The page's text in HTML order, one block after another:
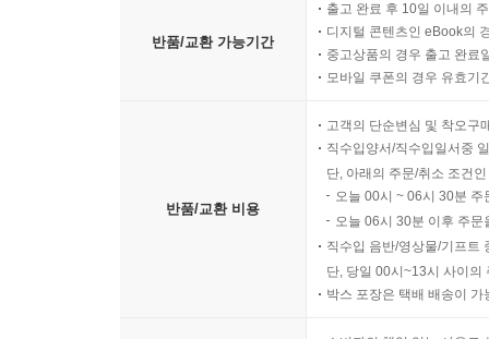
21.2 파이썬 프로그램을 순서도로 변환하기 275
21.3 순서도를 파이썬 프로그램으로 변환하기 281
21.4 프로그래밍 연습문제 292
22장 심화 예제: 결정 제어 구조 299
22.1 결정 제어 구조에 관한 이해하기 쉬운 예제 299
22.2 수학 문제를 풀기 위한 결정 제어 구조 307
22.3 결정 제어 구조를 이용하여 최솟값과 최댓값
22.4 연속값 범위에 대한 예제 318
22.5 결정 제어 구조를 가진 일반 형태의 프로그래
22.6 프로그래밍 연습문제 336
반품/교환 가능기간
출고 완료 후 10일 이내의
디지털 콘텐츠인 eBook의
중고상품의 경우 출고 완료
모바일 쿠폰의 경우 유효기
반품/교환 비용
고객의 단순변심 및 착오구
직수입양서/직수입일서중
단, 아래의 주문/취소 조건
오늘 00시 ~ 06시 30분
오늘 06시 30분 이후 주
직수입 음반/영상물/기프트
단, 당일 00시~13시 사이의
박스 포장은 택배 배송이